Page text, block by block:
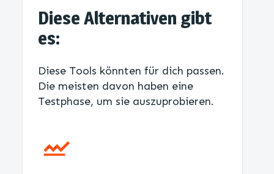
Diese Alternativen gibt
es:
Diese Tools könnten für dich passen.
Die meisten davon haben eine
Testphase, um sie auszuprobieren.